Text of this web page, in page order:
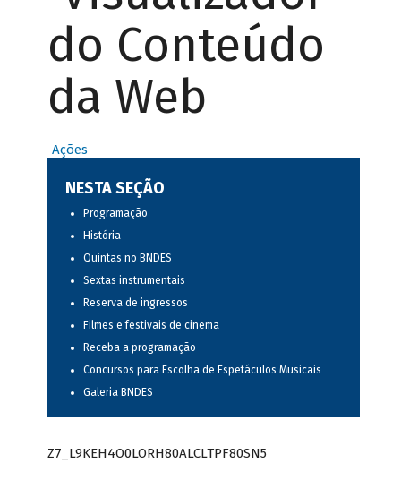
do Conteúdo
da Web
Ações
NESTA SEÇÃO
Programação
História
Quintas no BNDES
Sextas instrumentais
Reserva de ingressos
Filmes e festivais de cinema
Receba a programação
Concursos para Escolha de Espetáculos Musicais
Galeria BNDES
Z7_L9KEH4O0LORH80ALCLTPF80SN5